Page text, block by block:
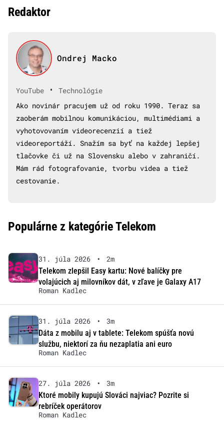
Redaktor
Ondrej Macko
YouTube •
Technológie
Ako novinár pracujem už od roku 1990. Teraz sa
zaoberám mobilnou komunikáciou, multimédiami a
vyhotovovaním videorecenzií a tiež
videoreportáží. Snažím sa byť na každej lepšej
tlačovke či už na Slovensku alebo v zahraničí.
Mám rád fotografovanie, tvorbu videa a tiež
cestovanie.
Populárne z kategórie Telekom
31. júla 2026 •
2m
Telekom zlepšil Easy kartu: Nové balíčky pre
volajúcich aj milovníkov dát, v zľave je Galaxy A17
Roman Kadlec
31. júla 2026 •
3m
Dáta z mobilu aj v tablete: Telekom spúšťa novú
službu, niektorí za ňu nezaplatia ani euro
Roman Kadlec
27. júla 2026 •
3m
Ktoré mobily kupujú Slováci najviac? Pozrite si
rebríček operátorov
Roman Kadlec